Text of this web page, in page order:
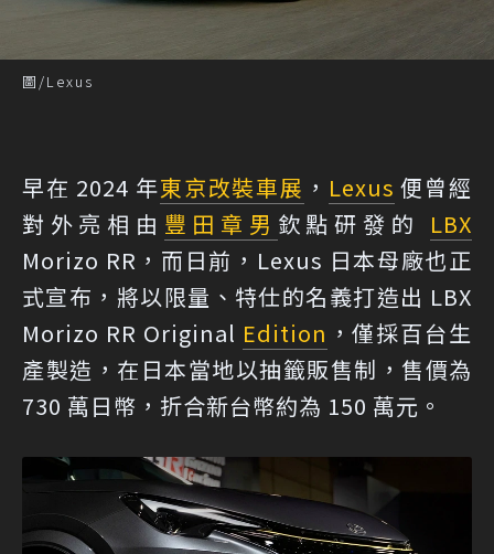
圖/Lexus
早在 2024 年東京改裝車展 ， Lexus 便曾經
對外亮相由 豐田章男 欽點研發的 LBX
Morizo RR，而日前，Lexus 日本母廠也正
式宣布，將以限量、特仕的名義打造出 LBX
Morizo RR Original Edition ，僅採百台生
產製造，在日本當地以抽籤販售制，售價為
730 萬日幣，折合新台幣約為 150 萬元。